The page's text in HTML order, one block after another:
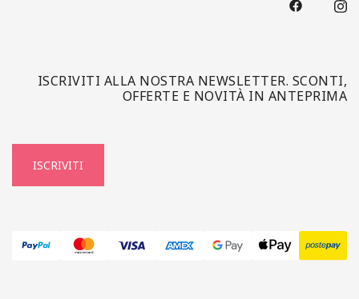
ISCRIVITI ALLA NOSTRA NEWSLETTER. SCONTI,
OFFERTE E NOVITÀ IN ANTEPRIMA
ISCRIVITI